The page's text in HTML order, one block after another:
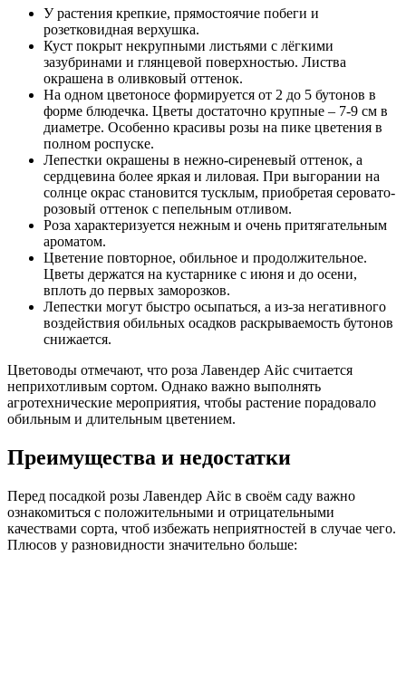
У растения крепкие, прямостоячие побеги и
розетковидная верхушка.
Куст покрыт некрупными листьями с лёгкими
зазубринами и глянцевой поверхностью. Листва
окрашена в оливковый оттенок.
На одном цветоносе формируется от 2 до 5 бутонов в
форме блюдечка. Цветы достаточно крупные – 7-9 см в
диаметре. Особенно красивы розы на пике цветения в
полном роспуске.
Лепестки окрашены в нежно-сиреневый оттенок, а
сердцевина более яркая и лиловая. При выгорании на
солнце окрас становится тусклым, приобретая серовато-
розовый оттенок с пепельным отливом.
Роза характеризуется нежным и очень притягательным
ароматом.
Цветение повторное, обильное и продолжительное.
Цветы держатся на кустарнике с июня и до осени,
вплоть до первых заморозков.
Лепестки могут быстро осыпаться, а из-за негативного
воздействия обильных осадков раскрываемость бутонов
снижается.
Цветоводы отмечают, что роза Лавендер Айс считается
неприхотливым сортом. Однако важно выполнять
агротехнические мероприятия, чтобы растение порадовало
обильным и длительным цветением.
Преимущества и недостатки
Перед посадкой розы Лавендер Айс в своём саду важно
ознакомиться с положительными и отрицательными
качествами сорта, чтоб избежать неприятностей в случае чего.
Плюсов у разновидности значительно больше: